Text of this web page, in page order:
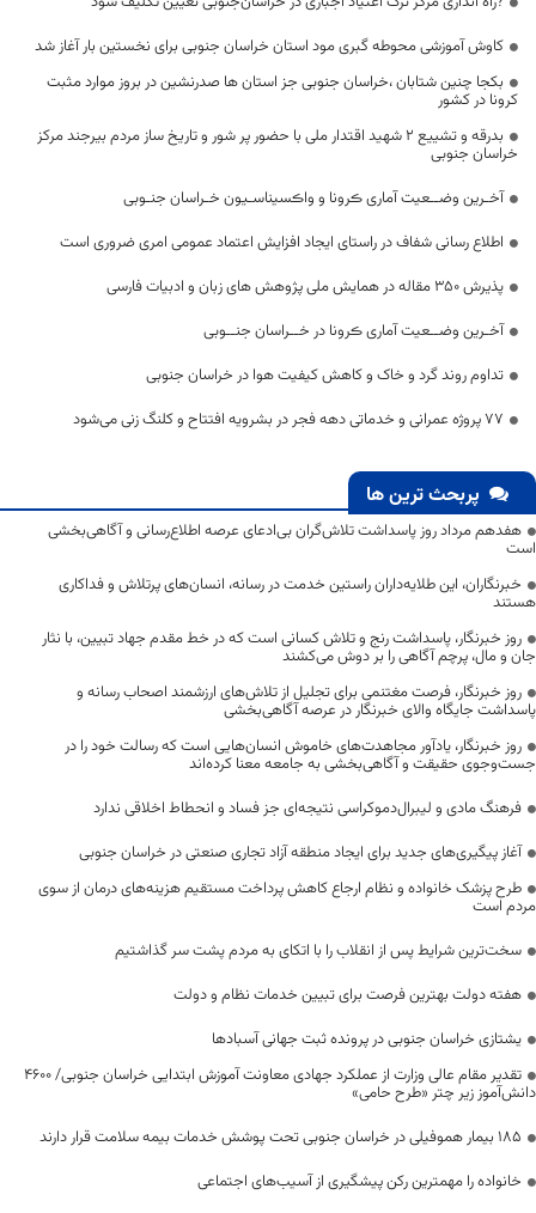
کاوش آموزشی محوطه گبری مود استان خراسان جنوبی برای نخستین بار آغاز شد
بکجا چنین شتابان ،خراسان جنوبی جز استان ها صدرنشین در بروز موارد مثبت
کرونا در کشور
بدرقه و تشییع ۲ شهید اقتدار ملی با حضور پر شور و تاریخ ساز مردم بیرجند مرکز
خراسان جنوبی
آخـرین وضــعیت آماری ڪرونا و واڪسیناسـیون خـراسان جنـوبی
اطلاع رسانی ‌شفاف در راستای ایجاد افزایش اعتماد عمومی امری ضروری است
پذیرش 350 مقاله در همایش ملی پژوهش های زبان و ادبیات فارسی
آخـرین وضــعیت آماری ڪرونا در خــراسان جنــوبی
تداوم روند گرد و خاک و کاهش کیفیت هوا در خراسان جنوبی
۷۷ پروژه عمرانی و خدماتی دهه فجر در بشرویه افتتاح و کلنگ زنی می‌شود
پربحث ترین ها
هفدهم مرداد روز پاسداشت تلاش‌گران بی‌ادعای عرصه اطلاع‌رسانی و آگاهی‌بخشی
است
خبرنگاران، این طلایه‌داران راستین خدمت در رسانه، انسان‌های پرتلاش و فداکاری
هستند
روز خبرنگار، پاسداشت رنج و تلاش کسانی است که در خط مقدم جهاد تبیین، با نثار
جان و مال، پرچم آگاهی را بر دوش می‌کشند
روز خبرنگار، فرصت مغتنمی برای تجلیل از تلاش‌های ارزشمند اصحاب رسانه و
پاسداشت جایگاه والای خبرنگار در عرصه آگاهی‌بخشی
روز خبرنگار، یادآور مجاهدت‌های خاموش انسان‌هایی است که رسالت خود را در
جست‌وجوی حقیقت و آگاهی‌بخشی به جامعه معنا کرده‌اند
فرهنگ مادی و لیبرال‌دموکراسی نتیجه‌ای جز فساد و انحطاط اخلاقی ندارد
آغاز پیگیری‌های جدید برای ایجاد منطقه آزاد تجاری صنعتی در خراسان جنوبی
طرح پزشک خانواده و نظام ارجاع کاهش پرداخت مستقیم هزینه‌های درمان از سوی
مردم است
سخت‌ترین شرایط پس از انقلاب را با اتکای به مردم پشت سر گذاشتیم
هفته دولت بهترین فرصت برای تبیین خدمات نظام و دولت
یشتازی خراسان جنوبی در پرونده ثبت جهانی آسبادها
تقدیر مقام عالی وزارت از عملکرد جهادی معاونت آموزش ابتدایی خراسان جنوبی/ ۴۶۰۰
دانش‌آموز زیر چتر «طرح حامی»
۱۸۵ بیمار هموفیلی در خراسان جنوبی تحت پوشش خدمات بیمه سلامت قرار دارند
خانواده را مهمترین رکن پیشگیری از آسیب‌های اجتماعی